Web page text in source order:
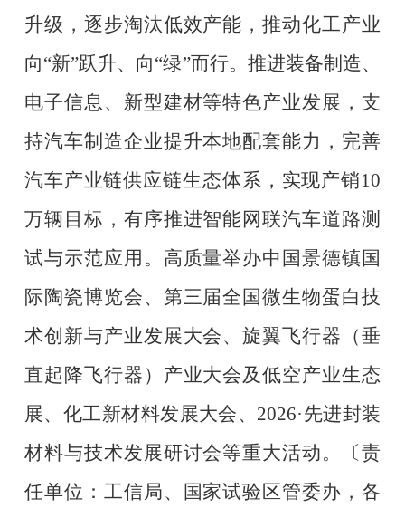
升级，逐步淘汰低效产能，推动化工产业
向“新”跃升、向“绿”而行。推进装备制造、
电子信息、新型建材等特色产业发展，支
持汽车制造企业提升本地配套能力，完善
汽车产业链供应链生态体系，实现产销10
万辆目标，有序推进智能网联汽车道路测
试与示范应用。高质量举办中国景德镇国
际陶瓷博览会、第三届全国微生物蛋白技
术创新与产业发展大会、旋翼飞行器（垂
直起降飞行器）产业大会及低空产业生态
展、化工新材料发展大会、 2026·先进封装
材料与技术发展研讨会等重大活动。
〔责
任单位：工信局、国家试验区管委办，各